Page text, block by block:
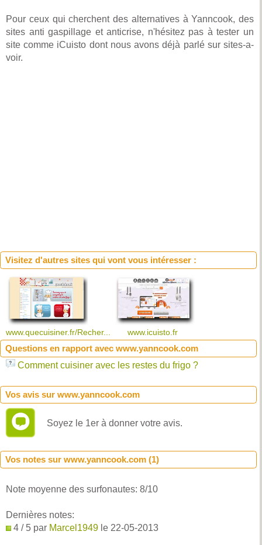
Pour ceux qui cherchent des alternatives à Yanncook, des
sites anti gaspillage et anticrise, n'hésitez pas à tester un
site comme iCuisto dont nous avons déjà parlé sur sites-a-
voir.
Visitez d'autres sites qui vont vous intéresser :
www.quecuisiner.fr/Recher... www.icuisto.fr
Questions en rapport avec www.yanncook.com
Comment cuisiner avec les restes du frigo ?
Vos avis sur www.yanncook.com
Soyez le 1er à donner votre avis.
Vos notes sur www.yanncook.com (1)
Note moyenne des surfonautes: 8/10
Dernières notes:
4 / 5 par Marcel1949 le 22-05-2013